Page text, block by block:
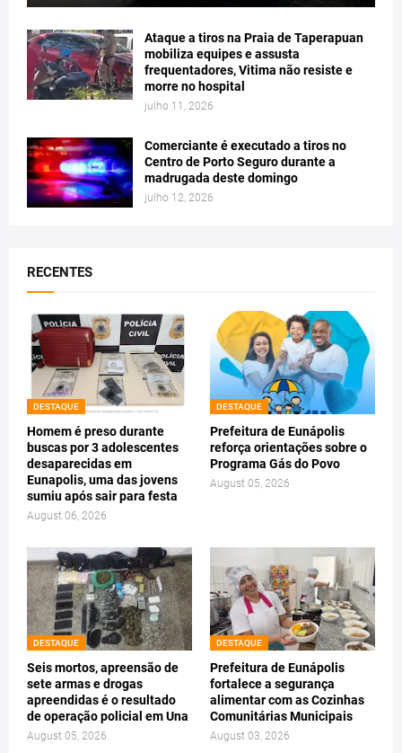
Ataque a tiros na Praia de Taperapuan
mobiliza equipes e assusta
frequentadores, Vitima não resiste e
morre no hospital
julho 11, 2026
Comerciante é executado a tiros no
Centro de Porto Seguro durante a
madrugada deste domingo
julho 12, 2026
RECENTES
DESTAQUE
Homem é preso durante
buscas por 3 adolescentes
desaparecidas em
Eunapolis, uma das jovens
sumiu após sair para festa
August 06, 2026
DESTAQUE
Prefeitura de Eunápolis
reforça orientações sobre o
Programa Gás do Povo
August 05, 2026
DESTAQUE
Seis mortos, apreensão de
sete armas e drogas
apreendidas é o resultado
de operação policial em Una
August 05, 2026
DESTAQUE
Prefeitura de Eunápolis
fortalece a segurança
alimentar com as Cozinhas
Comunitárias Municipais
August 03, 2026